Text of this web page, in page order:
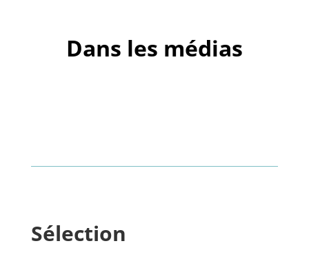
Dans les médias
Sélection